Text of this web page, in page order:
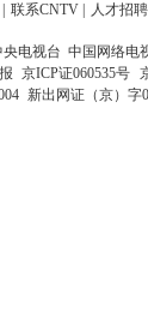
联系CNTV 人才招聘
央电视台 中国网络电
京ICP证060535号
新出网证（京）